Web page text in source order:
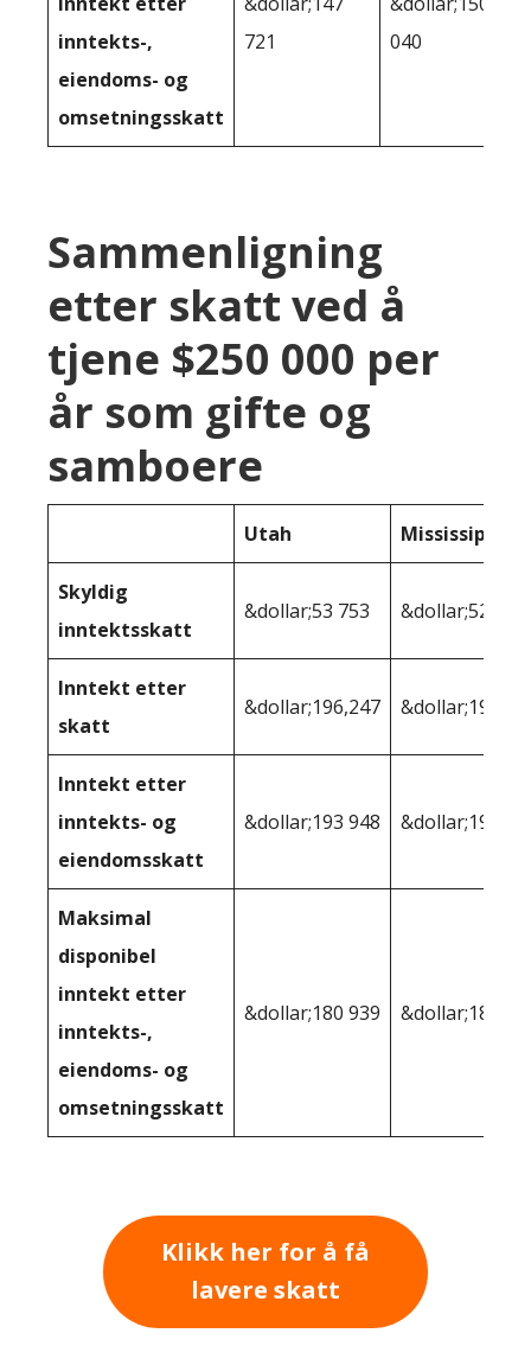
inntekts-,
eiendoms- og
omsetningsskatt
721
040
Sammenligning
etter skatt ved å
tjene $250 000 per
år som gifte og
samboere
Utah Mississippi
Skyldig
inntektsskatt
&dollar;53 753 &dollar;52 825
Inntekt etter
skatt
&dollar;196,247
Inntekt etter
inntekts- og
eiendomsskatt
&dollar;193 948
Maksimal
disponibel
inntekt etter
inntekts-,
eiendoms- og
omsetningsskatt
&dollar;180 939
Klikk her for å få
lavere skatt